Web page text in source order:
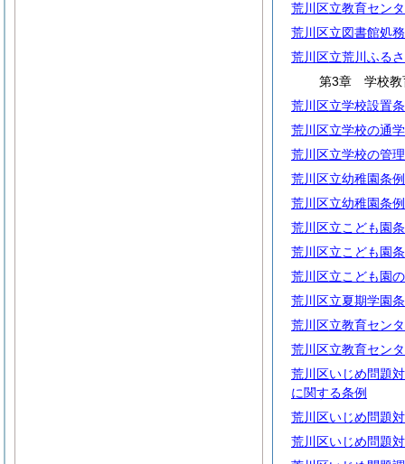
荒川区立教育セン
荒川区立図書館処
荒川区立荒川ふる
第3章 学校教
荒川区立学校設置
荒川区立学校の通
荒川区立学校の管
荒川区立幼稚園条例
荒川区立幼稚園条
荒川区立こども園
荒川区立こども園
荒川区立こども園
荒川区立夏期学園
荒川区立教育セン
荒川区立教育セン
荒川区いじめ問題
に関する条例
荒川区いじめ問題
荒川区いじめ問題